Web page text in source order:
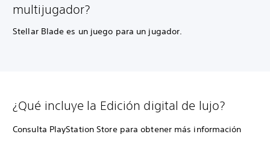
multijugador?
Stellar Blade es un juego para un jugador.
¿Qué incluye la Edición digital de lujo?
Consulta PlayStation Store para obtener más información